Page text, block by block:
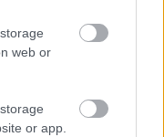
web or
or app.
falatokat
egyszerű
este is könnyen